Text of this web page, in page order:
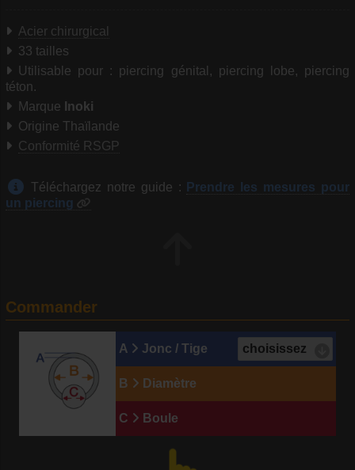
Acier chirurgical
33 tailles
Utilisable pour : piercing génital, piercing lobe, piercing
téton.
Marque Inoki
Origine Thaïlande
Conformité RSGP
Téléchargez notre guide :
Prendre les mesures pour
un piercing
Commander
A Jonc / Tige
B Diamètre
C Boule